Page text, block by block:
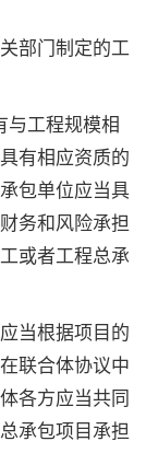
部门制定的工
工程规模相
有相应资质的
包单位应当具
务和风险承担
或者工程总承
当根据项目的
联合体协议中
各方应当共同
承包项目承担